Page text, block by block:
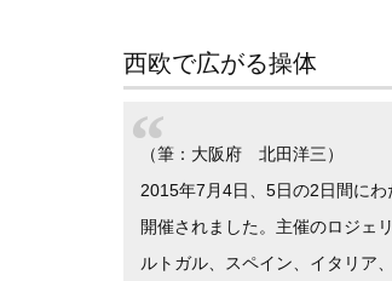
西欧で広がる操体
（筆：大阪府 北田洋三）
2015年7月4日、5日の2日間に
開催されました。主催のロジェ
ルトガル、スペイン、イタリア